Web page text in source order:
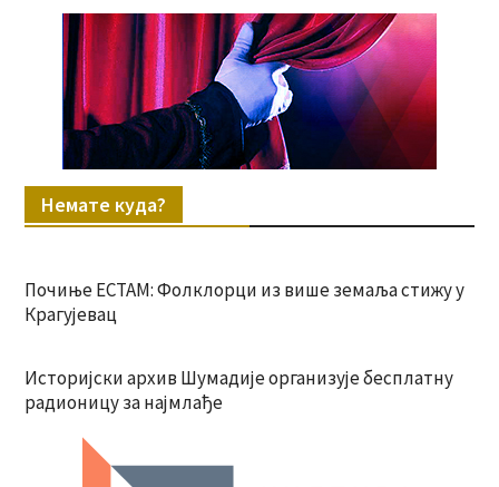
Немате куда?
Почиње ЕСТАМ: Фолклорци из више земаља стижу у
Крагујевац
Историјски архив Шумадије организује бесплатну
радионицу за најмлађе